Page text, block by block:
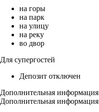
на горы
на парк
на улицу
на реку
во двор
Для супергостей
Депозит отключен
Дополнительная информация
Дополнительная информация